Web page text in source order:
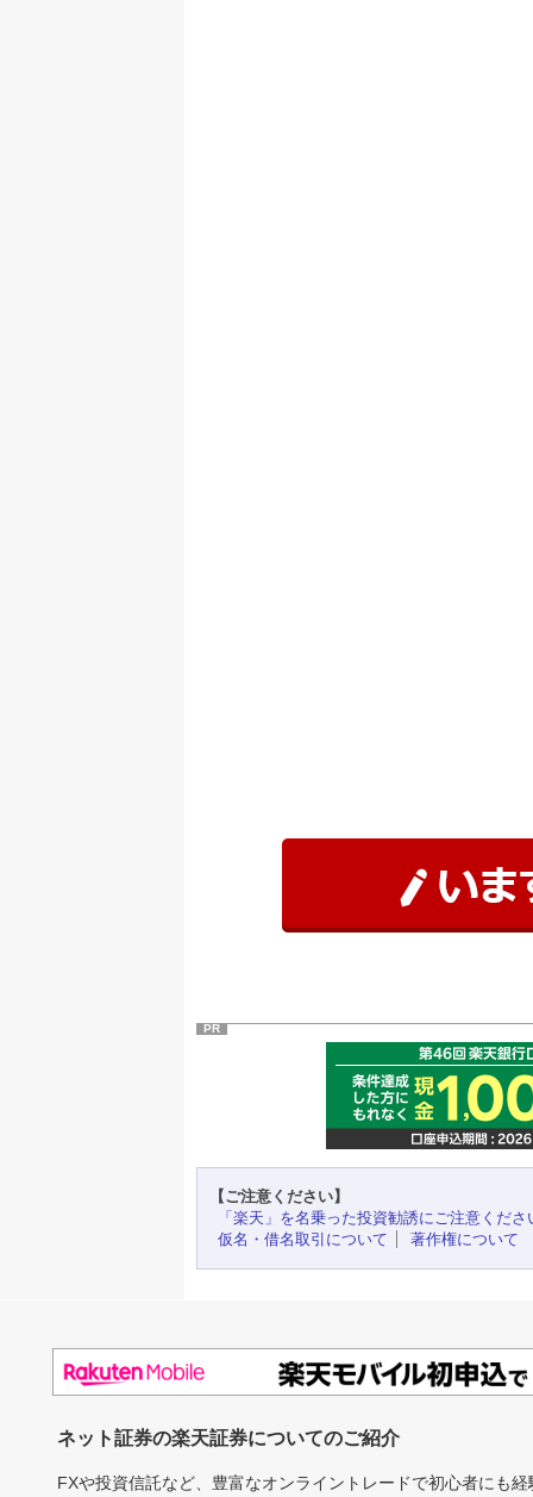
PR
【ご注意ください】
「楽天」を名乗った投資勧誘にご注意くださ
仮名・借名取引について
著作権について
ネット証券の楽天証券についてのご紹介
FXや投資信託など、豊富なオンライントレードで初心者にも